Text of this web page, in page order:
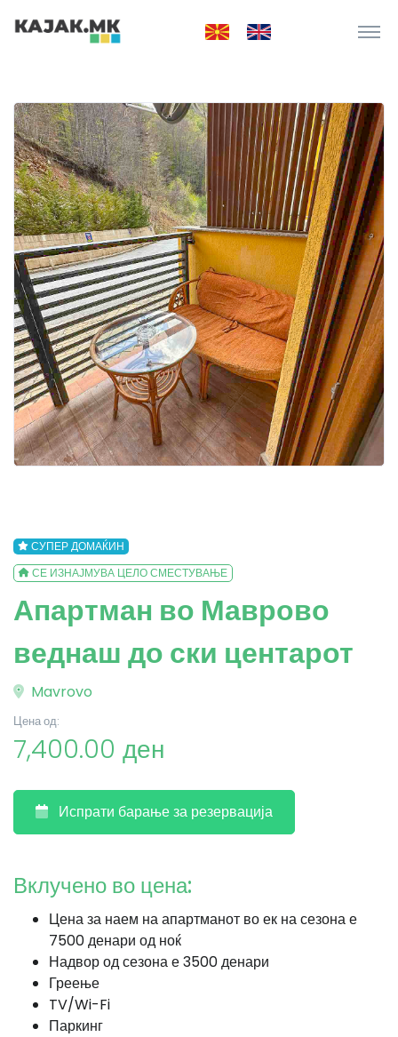
СУПЕР ДОМАЌИН
СЕ ИЗНАЈМУВА ЦЕЛО СМЕСТУВАЊЕ
Апартман во Маврово
веднаш до ски центарот
Mavrovo
Цена од:
7,400.00 ден
Испрати барање за резервација
Вклучено во цена:
Цена за наем на апартманот во ек на сезона е
7500 денари од ноќ
Надвор од сезона е 3500 денари
Греење
TV/Wi-Fi
Паркинг